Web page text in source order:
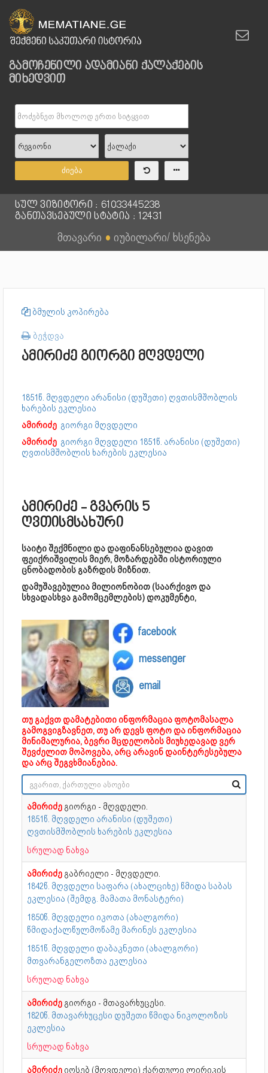
გამოჩენილი ადამიანი ქალაქების
მიხედვით
ძიება
სულ ვიზიტორი : 61033445238
განთავსებული სტატია : 12431
მთავარი ● იუბილარი/ ხსენება
ბმულის კოპირება
ბეჭდვა
ამირიძე გიორგი მღვდელი
1851წ. მღვდელი არანისი (დუშეთი) ღვთისმშობლის
ხარების ეკლესია
ამირიძე გიორგი მღვდელი
ამირიძე გიორგი მღვდელი 1851წ. არანისი (დუშეთი)
ღვთისმშობლის ხარების ეკლესია
ამირიძე - გვარის 5
ღვთისმსახური
საიტი შექმნილი და დაფინანსებულია დავით
ფეიქრიშვილის მიერ, მოზარდებში ისტორიული
ცნობადობის გაზრდის მიზნით.
დამუშავებულია მილიონობით (საარქივო და
სხვადასხვა გამომცემლების) დოკუმენტი,
facebook
messenger
email
თუ გაქვთ დამატებითი ინფორმაცია ფოტომასალა
გამოგვიგზავნეთ, თუ არ დევს ფოტო და ინფორმაცია
მინიმალურია, ბევრი მცდელობის მიუხედავად ვერ
შევძელით მოპოვება, არც არავინ დაინტერესებულა
და არც შეგვხმიანებია.
ამირიძე გიორგი - მღვდელი.
1851წ. მღვდელი არანისი (დუშეთი)
ღვთისმშობლის ხარების ეკლესია
სრულად ნახვა
ამირიძე გაბრიელი - მღვდელი.
1842წ. მღვდელი საფარა (ახალციხე) წმიდა საბას
ეკლესია (შემდგ. მამათა მონასტერი)
1850წ. მღვდელი იკოთა (ახალგორი)
წმიდაქალწულმოწამე მარინეს ეკლესია
1851წ. მღვდელი დაბაკნეთი (ახალგორი)
მთვარანგელოზთა ეკლესია
სრულად ნახვა
ამირიძე გიორგი - მთავარხუცესი.
1820წ. მთავარხუცესი დუშეთი წმიდა ნიკოლოზის
ეკლესია
სრულად ნახვა
ამირიძე იოსებ (მღვდელი) ქართული ლირიკის